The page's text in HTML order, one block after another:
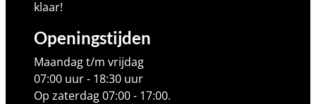
klaar!
Openingstijden
Maandag t/m vrijdag
07:00 uur - 18:30 uur
Op zaterdag 07:00 - 17:00.